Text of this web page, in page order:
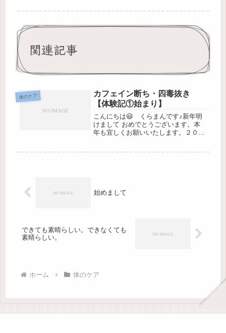
関連記事
体のケア
カフェイン断ち・四毒抜き
【体験記①始まり】
こんにちは😃 くらまんです♪新年明
けまして おめでとうございます。本
年も宜しくお願いいたします。２０２
始めまして
できても素晴らしい。できなくても
素晴らしい。
ホーム 体のケア